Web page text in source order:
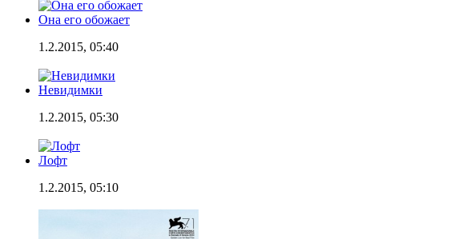
Она его обожает
1.2.2015, 05:40
Невидимки
1.2.2015, 05:30
Лофт
1.2.2015, 05:10